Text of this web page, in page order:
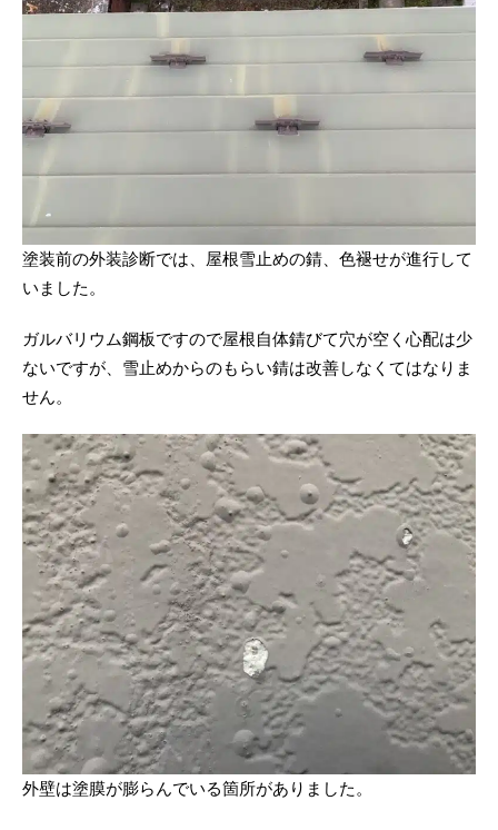
塗装前の外装診断では、屋根雪止めの錆、色褪せが進行して
いました。
ガルバリウム鋼板ですので屋根自体錆びて穴が空く心配は少
ないですが、雪止めからのもらい錆は改善しなくてはなりま
せん。
外壁は塗膜が膨らんでいる箇所がありました。